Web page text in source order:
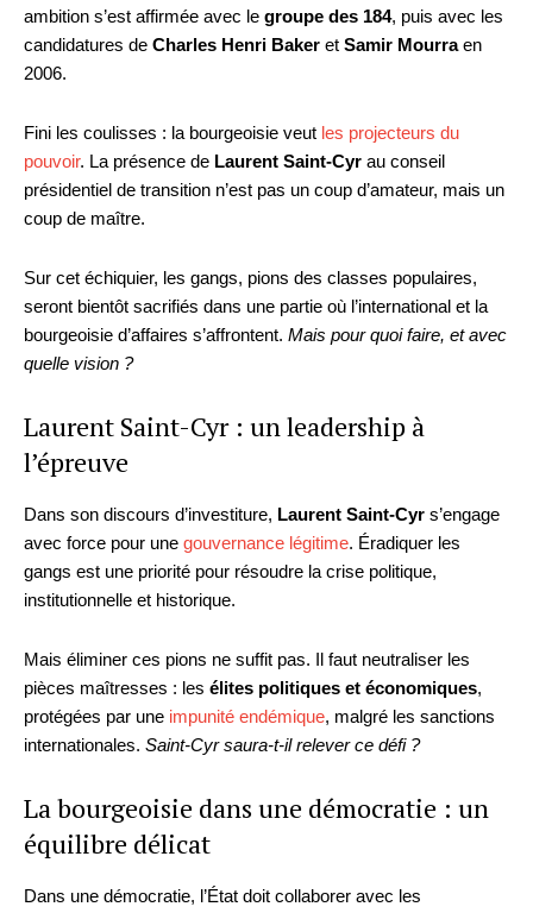
ambition s’est affirmée avec le groupe des 184, puis avec les
candidatures de Charles Henri Baker et Samir Mourraen
2006.
Fini les coulisses : la bourgeoisie veut les projecteurs du
pouvoir. La présence de Laurent Saint-Cyr au conseil
présidentiel de transition n’est pas un coup d’amateur, mais un
coup de maître.
Sur cet échiquier, les gangs, pions des classes populaires,
seront bientôt sacrifiés dans une partie où l’international et la
bourgeoisie d’affaires s’affrontent. Mais pour quoi faire, et avec
quelle vision ?
Laurent Saint-Cyr : un leadership à
l’épreuve
Dans son discours d’investiture, Laurent Saint-Cyr s’engage
avec force pour une gouvernance légitime. Éradiquer les
gangs est une priorité pour résoudre la crise politique,
institutionnelle et historique.
Mais éliminer ces pions ne suffit pas. Il faut neutraliser les
pièces maîtresses : les élites politiques et économiques,
protégées par une impunité endémique, malgré les sanctions
internationales. Saint-Cyr saura-t-il relever ce défi ?
La bourgeoisie dans une démocratie : un
équilibre délicat
Dans une démocratie, l’État doit collaborer avec les